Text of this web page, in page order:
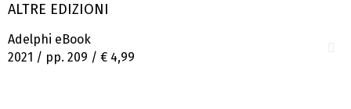
ALTRE EDIZIONI
Adelphi eBook
2021 / pp. 209 / € 4,99